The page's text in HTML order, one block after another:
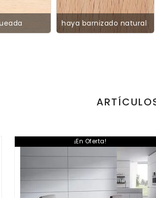
haya barnizado natural
¡En Oferta!